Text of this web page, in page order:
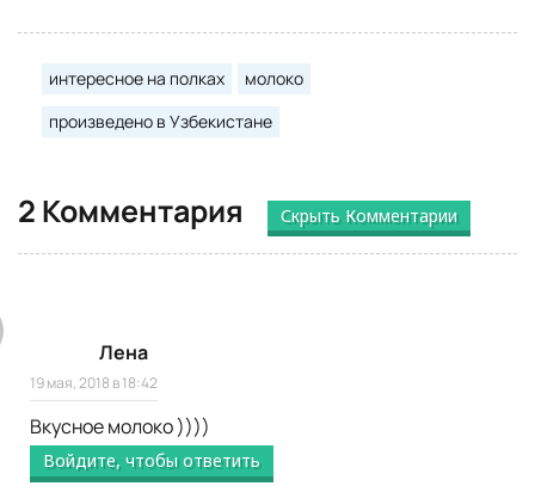
интересное на полках
молоко
произведено в Узбекистане
2 Комментария Скрыть Комментарии
Лена
19 мая, 2018 в 18:42
Вкусное молоко ))))
Войдите, чтобы ответить